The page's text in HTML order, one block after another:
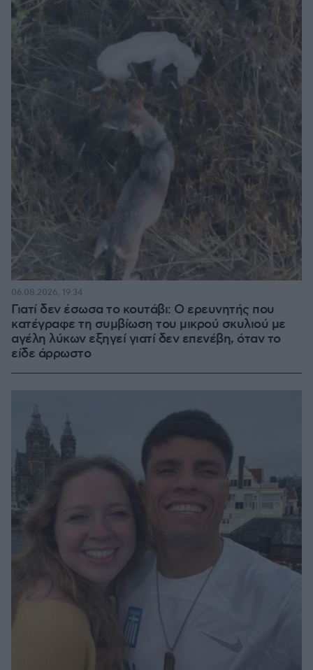
Γιατί δεν έσωσα το κουτάβι: Ο ερευνητής που
κατέγραφε τη συμβίωση του μικρού σκυλιού με
αγέλη λύκων εξηγεί γιατί δεν επενέβη, όταν το
είδε άρρωστο
06.08.2026, 19:34